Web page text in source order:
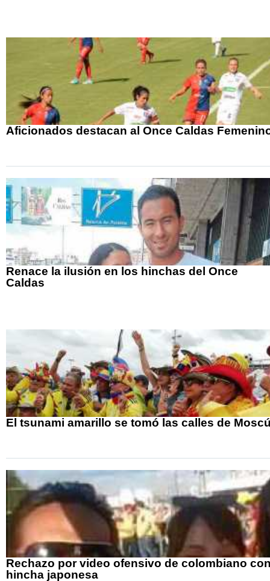
Aficionados destacan al Once Caldas
Renace la ilusión en los hinchas del Once
Caldas
El tsunami amarillo se tomó las calles de
Rechazo por video ofensivo de colombiano
hincha japonesa